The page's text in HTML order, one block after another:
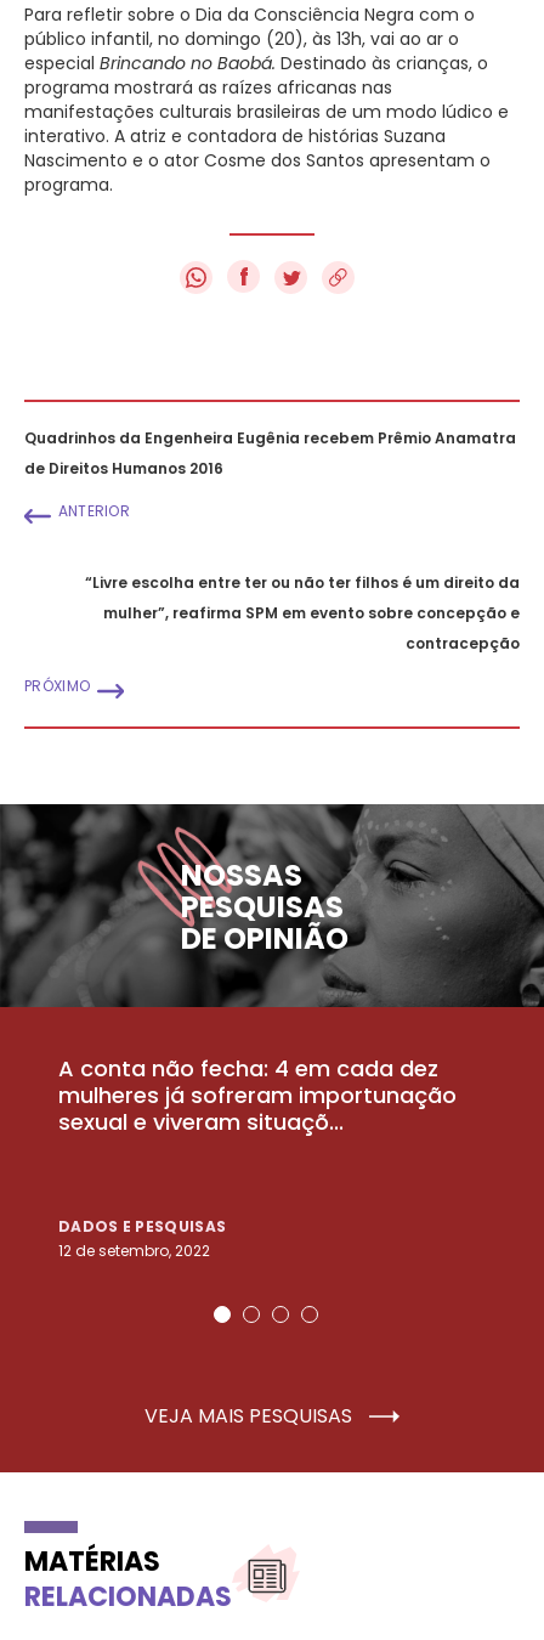
Para refletir sobre o Dia da Consciência Negra com o
público infantil, no domingo (20), às 13h, vai ao ar o
especial Brincando no Baobá. Destinado às crianças, o
programa mostrará as raízes africanas nas
manifestações culturais brasileiras de um modo lúdico e
interativo. A atriz e contadora de histórias Suzana
Nascimento e o ator Cosme dos Santos apresentam o
programa.
f
Quadrinhos da Engenheira Eugênia recebem Prêmio Anamatra
de Direitos Humanos 2016
ANTERIOR
“Livre escolha entre ter ou não ter filhos é um direito da
mulher”, reafirma SPM em evento sobre concepção e
contracepção
PRÓXIMO
NOSSAS
PESQUISAS
DE OPINIÃO
A conta não fecha: 4 em cada dez
mulheres já sofreram importunação
sexual e viveram situaçõ...
DADOS E PESQUISAS
12 de setembro, 2022
VEJA MAIS PESQUISAS
MATÉRIAS
RELACIONADAS